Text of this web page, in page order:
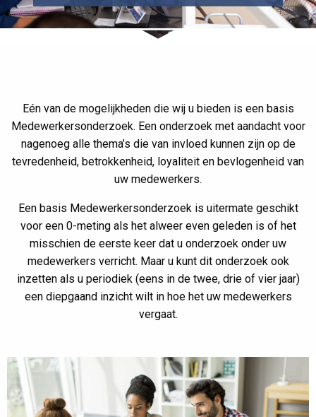
Eén van de mogelijkheden die wij u bieden is een basis
Medewerkersonderzoek. Een onderzoek met aandacht voor
nagenoeg alle thema’s die van invloed kunnen zijn op de
tevredenheid, betrokkenheid, loyaliteit en bevlogenheid van
uw medewerkers.
Een basis Medewerkersonderzoek is uitermate geschikt
voor een 0-meting als het alweer even geleden is of het
misschien de eerste keer dat u onderzoek onder uw
medewerkers verricht. Maar u kunt dit onderzoek ook
inzetten als u periodiek (eens in de twee, drie of vier jaar)
een diepgaand inzicht wilt in hoe het uw medewerkers
vergaat.